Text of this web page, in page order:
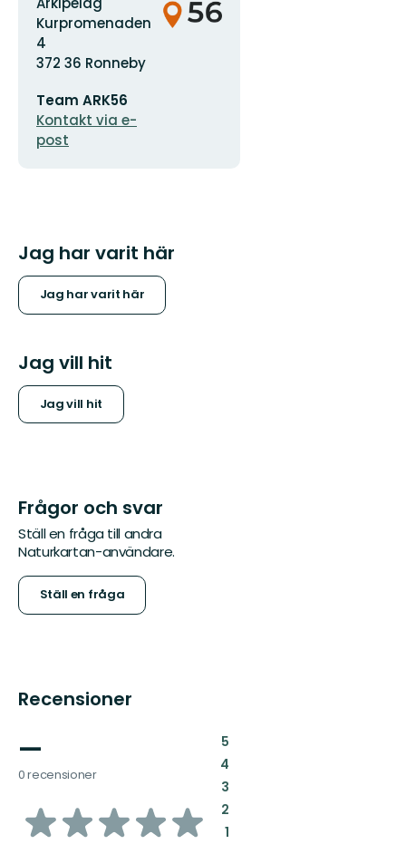
Kurpromenaden
4
372 36 Ronneby
postadress
Team ARK56
Kontakt via e-
post
Jag har varit här
Jag har varit här
Jag vill hit
Jag vill hit
Frågor och svar
Ställ en fråga till andra
Naturkartan-användare.
Ställ en fråga
Recensioner
—
0 recensioner
av
5:
4:
3:
2:
1: